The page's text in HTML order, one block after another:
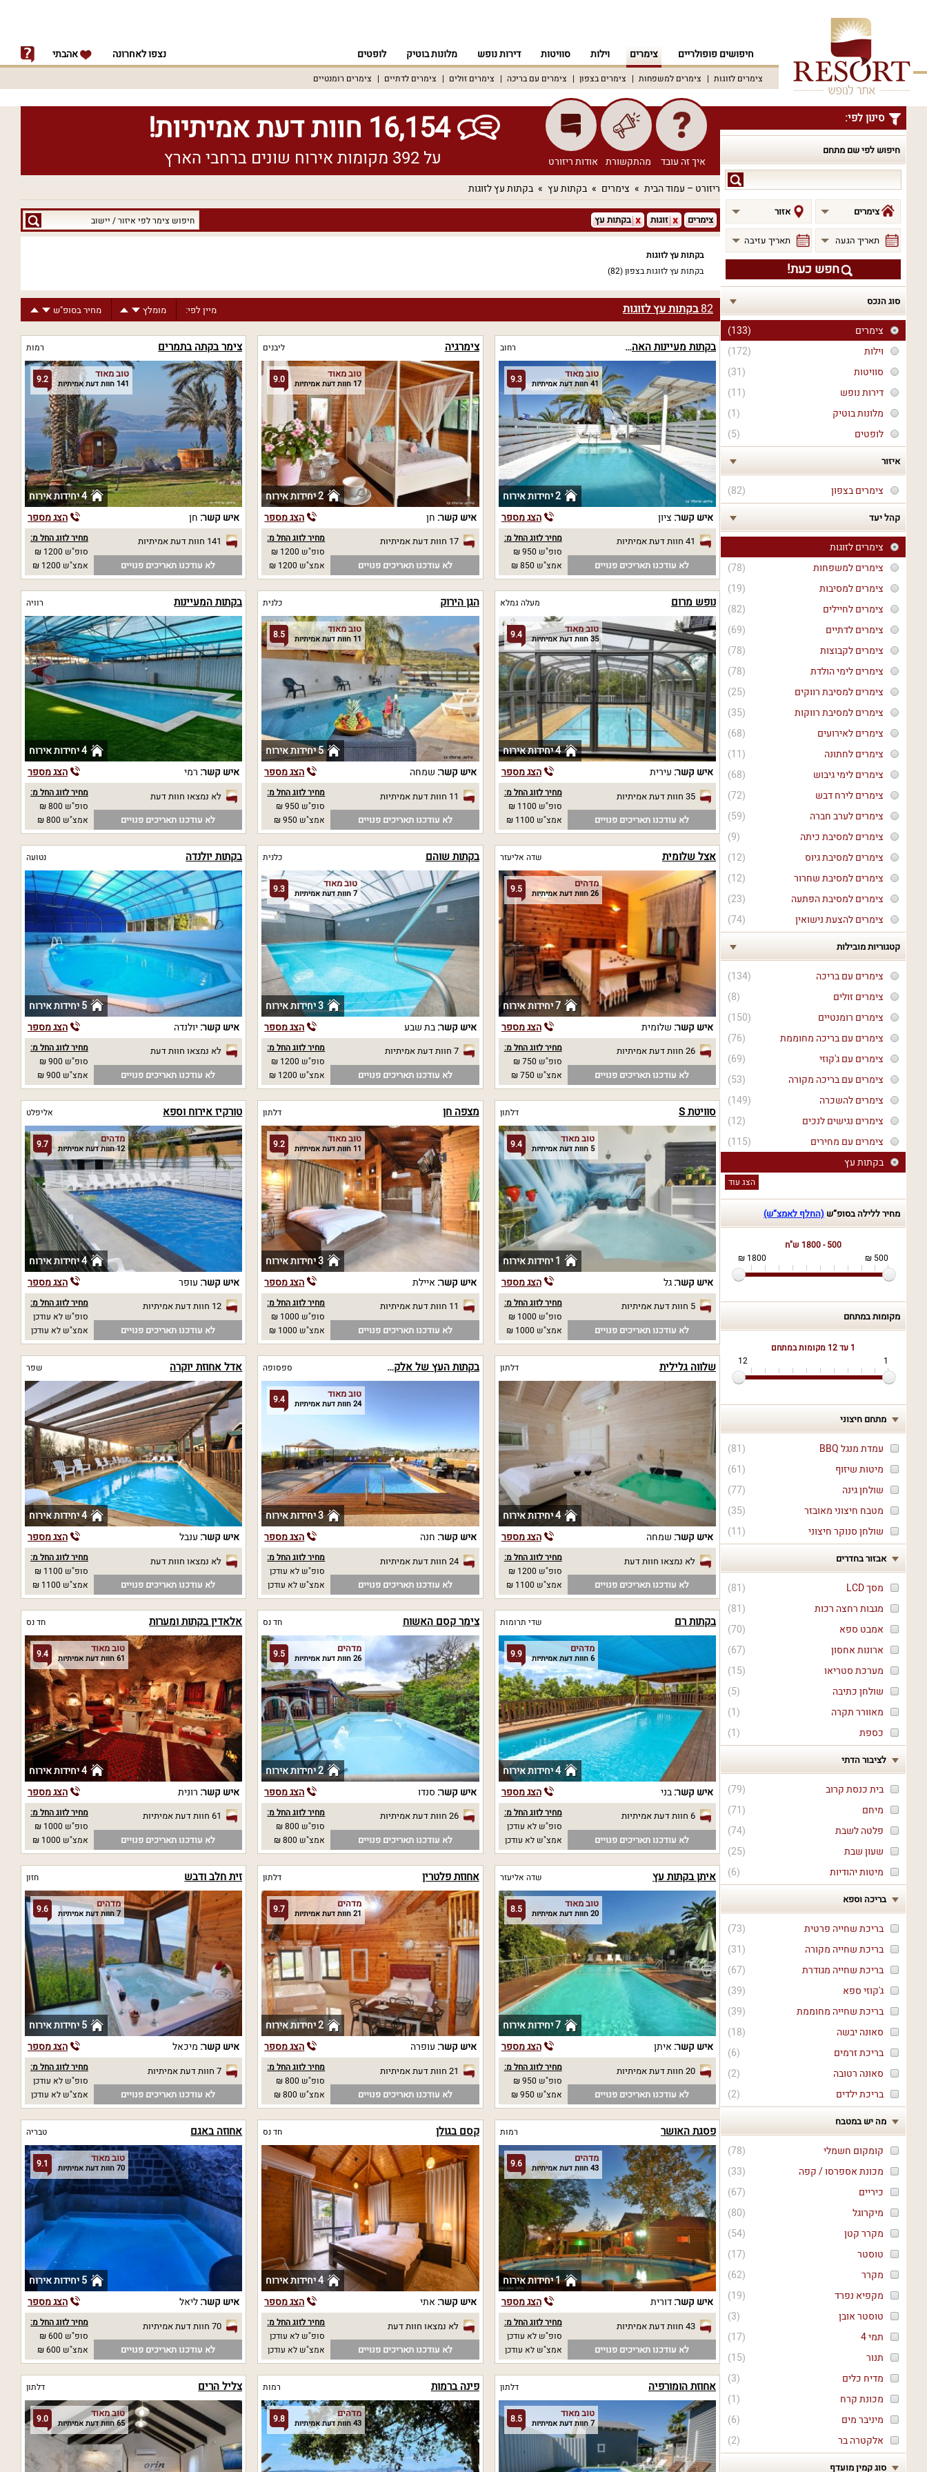
חיפושים פופולריים צימרים וילות סוויטות דירות נופש מלונות בוטיק לופטים נצפו לאחרונה אהבתי
צימרים לזוגות צימרים למשפחות צימרים בצפון צימרים עם בריכה צימרים זולים צימרים לדתיים צימרים רומנטיים
סינון לפי:
חיפוש לפי שם מתחם
לפי
שם
מתחם
צימרים אזור
תאריך הגעה תאריך עזיבה
חפש כעת!
סוג הנכס
(133)
צימרים
(172)
וילות
(31)
סוויטות
(11)
דירות נופש
(1)
מלונות בוטיק
(5)
לופטים
איזור
(82) צימרים בצפון
קהל יעד
צימרים לזוגות
(78)
צימרים למשפחות
(19)
צימרים למסיבות
(82)
צימרים לחיילים
(69)
צימרים לדתיים
(78)
צימרים לקבוצות
(78)
צימרים לימי הולדת
(25)
צימרים למסיבת רווקים
(35)
צימרים למסיבת רווקות
(68)
צימרים לאירועים
(11)
צימרים לחתונה
(68)
צימרים לימי גיבוש
(72)
צימרים לירח דבש
(59)
צימרים לערב חברה
(9)
צימרים למסיבת כיתה
(12)
צימרים למסיבת גיוס
(12)
צימרים למסיבת שחרור
(23)
צימרים למסיבת הפתעה
(74)
צימרים להצעת נישואין
קטגוריות מובילות
(134)
צימרים עם בריכה
(8)
צימרים זולים
(150)
צימרים רומנטיים
(76)
צימרים עם בריכה מחוממת
(69)
צימרים עם ג'קוזי
(53)
צימרים עם בריכה מקורה
(149)
צימרים להשכרה
(12)
צימרים נגישים לנכים
(115)
צימרים עם מחירים
בקתות עץ
הצג עוד
מחיר ללילה בסופ“ש (החלף לאמצ“ש)
500 - 1800 ש"ח
500 ₪
1800 ₪
מקומות במתחם
1 עד 12
מקומות במתחם
1
12
מתחם חיצוני
(
81
)
עמדת מנגל BBQ
(
61
)
מיטות שיזוף
(
77
)
שולחן גינה
(
35
)
מטבח חיצוני מאובזר
(
11
) שולחן סנוקר חיצוני
אבזור בחדרים
(
81
)
מסך LCD
(
81
)
מגבות רחצה רכות
(
70
)
אמבט ספא
(
67
)
ארונות אחסון
(
15
)
מערכת סטריאו
(
5
)
שולחן כתיבה
(
1
)
מאוורר תקרה
(
1
) כספת
לציבור הדתי
(
79
)
בית כנסת קרוב
(
71
)
מיחם
(
74
)
פלטה לשבת
(
25
)
שעון שבת
(
6
) מיטות יהודיות
בריכה וספא
(
73
)
בריכת שחייה פרטית
(
31
)
בריכת שחייה מקורה
(
67
)
בריכת שחייה מגודרת
(
39
)
ג'קוזי ספא
(
39
)
בריכת שחייה מחוממת
(
18
)
סאונה יבשה
(
6
)
בריכת זרמים
(
2
)
סאונה רטובה
(
2
) בריכת ילדים
מה יש במטבח
(
78
)
קומקום חשמלי
(
33
)
מכונת אספרסו / קפה
(
67
)
כיריים
(
80
)
מיקרוגל
(
54
)
מקרר קטן
(
17
)
טוסטר
(
62
)
מקרר
(
19
)
מקפיא נפרד
(
3
)
טוסטר אובן
(
17
)
תמי 4
(
15
)
תנור
(
3
)
מדיח כלים
(
1
)
מכונת קרח
(
6
)
מיניבר מים
(
2
) אלקטרה בר
סוג קמין מועדף
איך זה עובד מהתקשורת אודות ריזורט
16,154 חוות דעת אמיתיות!
על 392 מקומות אירוח שונים ברחבי הארץ
ריזורט – עמוד הבית צימרים בקתות עץ בקתות עץ לזוגות
חיפוש
צימר
יישוב
צימרים זוגות בקתות עץ
בקתות עץ לזוגות
בקתות עץ לזוגות בצפון(82)
82בקתות עץ לזוגות מיין לפי: מומלץ מחיר בסופ"ש
בקתות מעיינות האהבה רחוב
9.3 טוב מאוד
41 חוות דעת אמיתיות
2 יחידות אירוח
איש קשר: ציון הצג מספר
41 חוות דעת אמיתיות
לא עודכנו תאריכים פנויים
מחיר לזוג החל מ:
סופ"ש 950 ₪
אמצ"ש 850 ₪
צימרגיה ליבנים
9.0 טוב מאוד
17 חוות דעת אמיתיות
2 יחידות אירוח
איש קשר: חן הצג מספר
17 חוות דעת אמיתיות
לא עודכנו תאריכים פנויים
מחיר לזוג החל מ:
סופ"ש 1200 ₪
אמצ"ש 1200 ₪
צימר בקתה בתמרים רמות
9.2 טוב מאוד
141 חוות דעת אמיתיות
4 יחידות אירוח
איש קשר: חן הצג מספר
141 חוות דעת אמיתיות
לא עודכנו תאריכים פנויים
מחיר לזוג החל מ:
סופ"ש 1200 ₪
אמצ"ש 1200 ₪
נופש מרום מעלה גמלא
9.4 טוב מאוד
35 חוות דעת אמיתיות
4 יחידות אירוח
איש קשר: עירית הצג מספר
35 חוות דעת אמיתיות
לא עודכנו תאריכים פנויים
מחיר לזוג החל מ:
סופ"ש 1100 ₪
אמצ"ש 1100 ₪
הגן הירוק כלנית
8.5 טוב מאוד
11 חוות דעת אמיתיות
5 יחידות אירוח
איש קשר: שמחה הצג מספר
11 חוות דעת אמיתיות
לא עודכנו תאריכים פנויים
מחיר לזוג החל מ:
סופ"ש 950 ₪
אמצ"ש 950 ₪
בקתות המעיינות רוויה
4 יחידות אירוח
איש קשר: רמי הצג מספר
לא נמצאו חוות דעת
לא עודכנו תאריכים פנויים
מחיר לזוג החל מ:
סופ"ש 800 ₪
אמצ"ש 800 ₪
אצל שלומית שדה אליעזר
9.5 מדהים
26 חוות דעת אמיתיות
7 יחידות אירוח
איש קשר: שלומית הצג מספר
26 חוות דעת אמיתיות
לא עודכנו תאריכים פנויים
מחיר לזוג החל מ:
סופ"ש 750 ₪
אמצ"ש 750 ₪
בקתות שוהם כלנית
9.3 טוב מאוד
7 חוות דעת אמיתיות
3 יחידות אירוח
איש קשר:בת שבע הצג מספר
7 חוות דעת אמיתיות
לא עודכנו תאריכים פנויים
מחיר לזוג החל מ:
סופ"ש 1200 ₪
אמצ"ש 1200 ₪
בקתות יולנדה נטועה
5 יחידות אירוח
איש קשר:יולנדה הצג מספר
לא נמצאו חוות דעת
לא עודכנו תאריכים פנויים
מחיר לזוג החל מ:
סופ"ש 900 ₪
אמצ"ש 900 ₪
סוויטת S דלתון
9.4 טוב מאוד
5 חוות דעת אמיתיות
1 יחידות אירוח
איש קשר:גל הצג מספר
5 חוות דעת אמיתיות
לא עודכנו תאריכים פנויים
מחיר לזוג החל מ:
סופ"ש 1000 ₪
אמצ"ש 1000 ₪
מצפה חן דלתון
9.2 טוב מאוד
11 חוות דעת אמיתיות
3 יחידות אירוח
איש קשר: איילת הצג מספר
11 חוות דעת אמיתיות
לא עודכנו תאריכים פנויים
מחיר לזוג החל מ:
סופ"ש 1000 ₪
אמצ"ש 1000 ₪
טורקיז אירוח וספא אליפלט
9.7 מדהים
12 חוות דעת אמיתיות
4 יחידות אירוח
איש קשר: עופר הצג מספר
12 חוות דעת אמיתיות
לא עודכנו תאריכים פנויים
מחיר לזוג החל מ:
סופ"ש לא עודכן
אמצ"ש לא עודכן
שלווה גלילית דלתון
4 יחידות אירוח
איש קשר: שמחה הצג מספר
לא נמצאו חוות דעת
לא עודכנו תאריכים פנויים
מחיר לזוג החל מ:
סופ"ש 1200 ₪
אמצ"ש 1100 ₪
בקתות העץ של אלקבץ ספסופה
9.4 טוב מאוד
24 חוות דעת אמיתיות
3 יחידות אירוח
איש קשר: חנה הצג מספר
24 חוות דעת אמיתיות
לא עודכנו תאריכים פנויים
מחיר לזוג החל מ:
סופ"ש לא עודכן
אמצ"ש לא עודכן
אדל אחוזת יוקרה שפר
4 יחידות אירוח
איש קשר: ענבל הצג מספר
לא נמצאו חוות דעת
לא עודכנו תאריכים פנויים
מחיר לזוג החל מ:
סופ"ש 1100 ₪
אמצ"ש 1100 ₪
בקתות רם שדי תרומות
9.9 מדהים
6 חוות דעת אמיתיות
4 יחידות אירוח
איש קשר:בני הצג מספר
6 חוות דעת אמיתיות
לא עודכנו תאריכים פנויים
מחיר לזוג החל מ:
סופ"ש לא עודכן
אמצ"ש לא עודכן
צימר קסם האשוח חד נס
9.5 מדהים
26 חוות דעת אמיתיות
2 יחידות אירוח
איש קשר: סנדו הצג מספר
26 חוות דעת אמיתיות
לא עודכנו תאריכים פנויים
מחיר לזוג החל מ:
סופ"ש 800 ₪
אמצ"ש 800 ₪
אלאדין בקתות ומערות חד נס
9.4 טוב מאוד
61 חוות דעת אמיתיות
4 יחידות אירוח
איש קשר: רונית הצג מספר
61 חוות דעת אמיתיות
לא עודכנו תאריכים פנויים
מחיר לזוג החל מ:
סופ"ש 1000 ₪
אמצ"ש 1000 ₪
איתן בקתות עץ שדה אליעזר
8.5 טוב מאוד
20 חוות דעת אמיתיות
7 יחידות אירוח
איש קשר: איתן הצג מספר
20 חוות דעת אמיתיות
לא עודכנו תאריכים פנויים
מחיר לזוג החל מ:
סופ"ש 950 ₪
אמצ"ש 950 ₪
אחוזת פלטרין דלתון
9.7 מדהים
21 חוות דעת אמיתיות
2 יחידות אירוח
איש קשר: עופרה הצג מספר
21 חוות דעת אמיתיות
לא עודכנו תאריכים פנויים
מחיר לזוג החל מ:
סופ"ש 800 ₪
אמצ"ש 800 ₪
זית חלב ודבש חזון
9.6 מדהים
7 חוות דעת אמיתיות
5 יחידות אירוח
איש קשר: מיכאל הצג מספר
7 חוות דעת אמיתיות
לא עודכנו תאריכים פנויים
מחיר לזוג החל מ:
סופ"ש לא עודכן
אמצ"ש לא עודכן
פסגת האושר רמות
9.6 מדהים
43 חוות דעת אמיתיות
1 יחידות אירוח
איש קשר:דורית הצג מספר
43 חוות דעת אמיתיות
לא עודכנו תאריכים פנויים
מחיר לזוג החל מ:
סופ"ש לא עודכן
אמצ"ש לא עודכן
קסם בגולן חד נס
4 יחידות אירוח
איש קשר: אתי הצג מספר
לא נמצאו חוות דעת
לא עודכנו תאריכים פנויים
מחיר לזוג החל מ:
סופ"ש לא עודכן
אמצ"ש לא עודכן
אחוזה באגם טבריה
9.1 טוב מאוד
70 חוות דעת אמיתיות
5 יחידות אירוח
איש קשר:ליאל הצג מספר
70 חוות דעת אמיתיות
לא עודכנו תאריכים פנויים
מחיר לזוג החל מ:
סופ"ש 600 ₪
אמצ"ש 600 ₪
אחוזת הומורפיה דלתון
8.5 טוב מאוד
7 חוות דעת אמיתיות
פינה ברמות רמות
9.8 מדהים
43 חוות דעת אמיתיות
צליל הרים דלתון
9.0 טוב מאוד
65 חוות דעת אמיתיות